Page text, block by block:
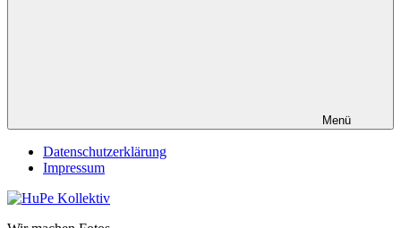
Menü
Datenschutzerklärung
Impressum